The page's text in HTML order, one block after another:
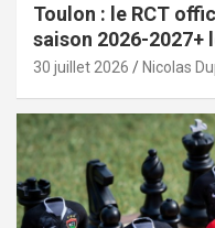
Toulon : le RCT
saison 2026-2027+
30 juillet 2026 Nicolas